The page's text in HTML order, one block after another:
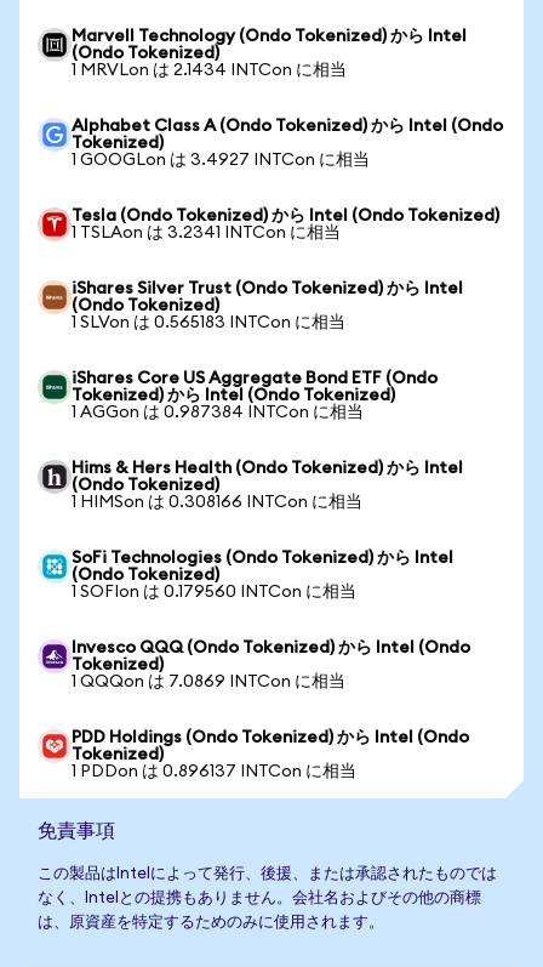
Marvell Technology (Ondo Tokenized) から Intel
(Ondo Tokenized)
1 MRVLon は 2.1434 INTCon に相当
Alphabet Class A (Ondo Tokenized) から Intel (Ondo
Tokenized)
1 GOOGLon は 3.4927 INTCon に相当
Tesla (Ondo Tokenized) から Intel (Ondo Tokenized)
1 TSLAon は 3.2341 INTCon に相当
iShares Silver Trust (Ondo Tokenized) から Intel
(Ondo Tokenized)
1 SLVon は 0.565183 INTCon に相当
iShares Core US Aggregate Bond ETF (Ondo
Tokenized) から Intel (Ondo Tokenized)
1 AGGon は 0.987384 INTCon に相当
Hims & Hers Health (Ondo Tokenized) から Intel
(Ondo Tokenized)
1 HIMSon は 0.308166 INTCon に相当
SoFi Technologies (Ondo Tokenized) から Intel
(Ondo Tokenized)
1 SOFIon は 0.179560 INTCon に相当
Invesco QQQ (Ondo Tokenized) から Intel (Ondo
Tokenized)
1 QQQon は 7.0869 INTCon に相当
PDD Holdings (Ondo Tokenized) から Intel (Ondo
Tokenized)
1 PDDon は 0.896137 INTCon に相当
免責事項
この製品はIntelによって発行、後援、または承認されたものでは
なく、Intelとの提携もありません。会社名およびその他の商標
は、原資産を特定するためのみに使用されます。